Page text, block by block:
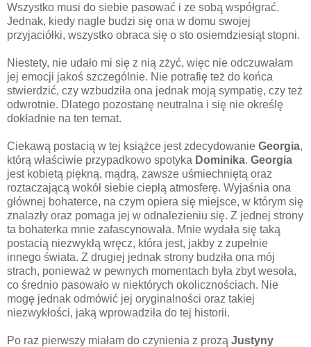
Wszystko musi do siebie pasować i ze sobą współgrać.
Jednak, kiedy nagle budzi się ona w domu swojej
przyjaciółki, wszystko obraca się o sto osiemdziesiąt stopni.
Niestety, nie udało mi się z nią zżyć, więc nie odczuwałam
jej emocji jakoś szczególnie. Nie potrafię też do końca
stwierdzić, czy wzbudziła ona jednak moją sympatię, czy też
odwrotnie. Dlatego pozostanę neutralna i się nie określę
dokładnie na ten temat.
Ciekawą postacią w tej książce jest zdecydowanie Georgia,
którą właściwie przypadkowo spotyka Dominika. Georgia
jest kobietą piękną, mądrą, zawsze uśmiechniętą oraz
roztaczającą wokół siebie ciepłą atmosferę. Wyjaśnia ona
głównej bohaterce, na czym opiera się miejsce, w którym się
znalazły oraz pomaga jej w odnalezieniu się. Z jednej strony
ta bohaterka mnie zafascynowała. Mnie wydała się taką
postacią niezwykłą wręcz, która jest, jakby z zupełnie
innego świata. Z drugiej jednak strony budziła ona mój
strach, ponieważ w pewnych momentach była zbyt wesoła,
co średnio pasowało w niektórych okolicznościach. Nie
mogę jednak odmówić jej oryginalności oraz takiej
niezwykłości, jaką wprowadziła do tej historii.
Po raz pierwszy miałam do czynienia z prozą Justyny